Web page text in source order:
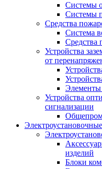
Системы
Системы
Средства
Система
Средства
Устройства
от
Устройства
сигнализации
изделий
Блоки